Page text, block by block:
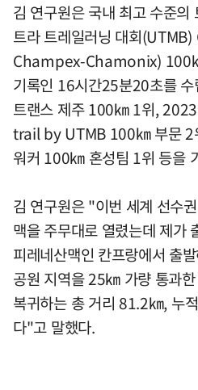
김 연구원은 국내 최고 수준
트라 트레일러닝 대회
Champex-Chamonix) 100
기록인 16시간25분20초를
트랜스 제주 100㎞ 1위,
trail by UTMB 100㎞ 부문 2
워커 100㎞ 혼성팀 1위 등을
김 연구원은 "이번 세계 선수
맥을 주무대로 열렸는데 제가
피레네산맥인 칸프랑에서 출
공원 지역을 25㎞ 가량 통과
복귀하는 총 거리 81.2㎞, 누
다"고 말했다.